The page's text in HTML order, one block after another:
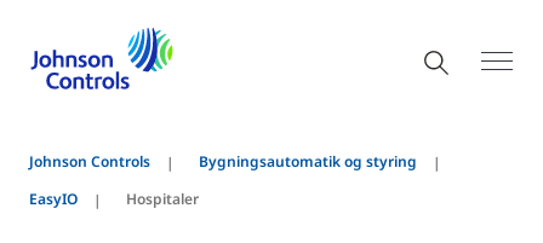
Johnson Controls
Bygningsautomatik og styring
EasyIO
Hospitaler